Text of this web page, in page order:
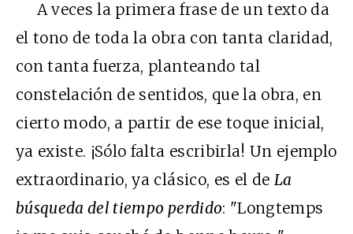
A veces la primera frase de un texto da
el tono de toda la obra con tanta claridad,
con tanta fuerza, planteando tal
constelación de sentidos, que la obra, en
cierto modo, a partir de ese toque inicial,
ya existe. ¡Sólo falta escribirla! Un ejemplo
extraordinario, ya clásico, es el de La
búsqueda del tiempo perdido: "Longtemps